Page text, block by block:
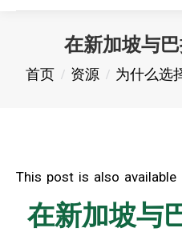
在新加坡与
您在这里：
首页 资源 为什么选
This post is also available
在新加坡与